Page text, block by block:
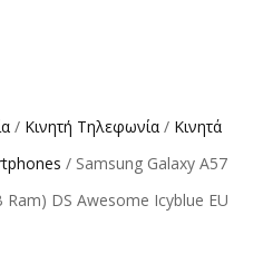
/ Κινητή Τηλεφωνία / Κινητά
/ Samsung Galaxy A57
Ram) DS Awesome Icyblue EU